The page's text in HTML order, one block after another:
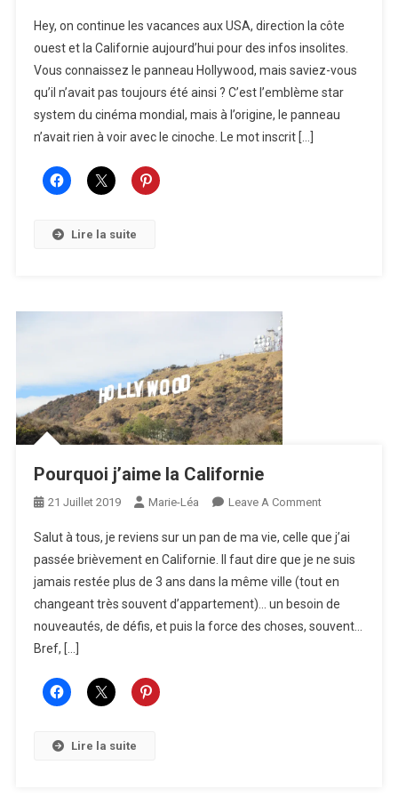
:
Le
Panneau
Hey, on continue les vacances aux USA, direction la côte
ouest et la Californie aujourd’hui pour des infos insolites.
Vous connaissez le panneau Hollywood, mais saviez-vous
qu’il n’avait pas toujours été ainsi ? C’est l’emblème star
system du cinéma mondial, mais à l’origine, le panneau
n’avait rien à voir avec le cinoche. Le mot inscrit […]
Lire la suite
Pourquoi j’aime la Californie
21 Juillet 2019 Marie-Léa Leave A CommentOn
J’aime
La
Californie
Salut à tous, je reviens sur un pan de ma vie, celle que j’ai
passée brièvement en Californie. Il faut dire que je ne suis
jamais restée plus de 3 ans dans la même ville (tout en
changeant très souvent d’appartement)… un besoin de
nouveautés, de défis, et puis la force des choses, souvent…
Bref, […]
Lire la suite